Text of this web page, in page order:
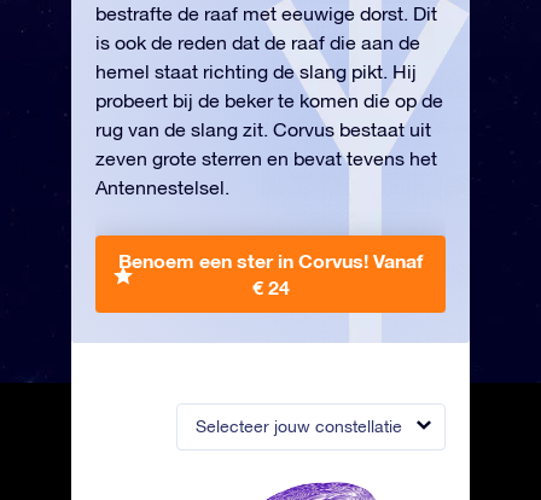
Selecteer jouw constellatie
bestrafte de raaf met eeuwige dorst. Dit
is ook de reden dat de raaf die aan de
hemel staat richting de slang pikt. Hij
probeert bij de beker te komen die op de
rug van de slang zit. Corvus bestaat uit
zeven grote sterren en bevat tevens het
Antennestelsel.
Benoem een ster in Corvus! Vanaf
€ 24